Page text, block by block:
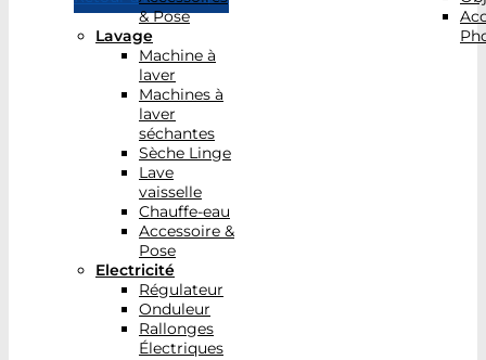
& Pose
Lavage
Machine à
laver
Machines à
laver
séchantes
Sèche Linge
Lave
vaisselle
Chauffe-eau
Accessoire &
Pose
Electricité
Régulateur
Onduleur
Rallonges
Électriques